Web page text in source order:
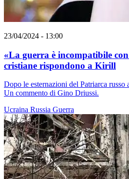
23/04/2024 - 13:00
«La guerra è incompatibile
cristiane rispondono a Kirill
Dopo le esternazioni del Patriarca russo
Un commento di Gino Driussi.
Ucraina Russia Guerra